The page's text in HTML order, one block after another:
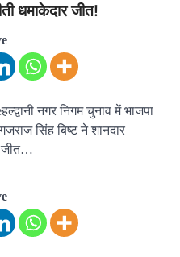
धमाकेदार जीत!
नगर निगम चुनाव में भाजपा
सिंह बिष्ट ने शानदार
जीत…